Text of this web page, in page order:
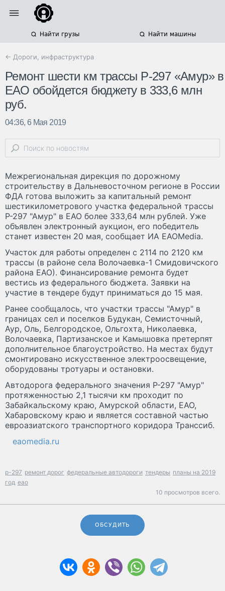
Найти грузы Найти машины
← Дороги, инфраструктура
Ремонт шести км трассы Р-297 «Амур» в
ЕАО обойдется бюджету в 333,6 млн
руб.
04:36, 6 Мая 2019
Межрегиональная дирекция по дорожному
строительству в Дальневосточном регионе в России
ФДА готова выложить за капитальный ремонт
шестикилометрового участка федеральной трассы
Р-297 "Амур" в ЕАО более 333,64 млн рублей. Уже
объявлен электронный аукцион, его победитель
станет известен 20 мая, сообщает ИА ЕАОMedia.
Участок для работы определен с 2114 по 2120 км
трассы (в районе села Волочаевка-1 Смидовичского
района ЕАО). Финансирование ремонта будет
вестись из федерального бюджета. Заявки на
участие в тендере будут приниматься до 15 мая.
Ранее сообщалось, что участки трассы "Амур" в
границах сел и поселков Будукан, Семисточный,
Аур, Оль, Белгородское, Ольгохта, Николаевка,
Волочаевка, Партизанское и Камышовка претерпят
дополнительное благоустройство. На местах будут
смонтировано искусственное электроосвещение,
оборудованы тротуары и остановки.
Автодорога федерального значения Р-297 "Амур"
протяженностью 2,1 тысячи км проходит по
Забайкальскому краю, Амурской области, ЕАО,
Хабаровскому краю и является составной частью
евроазиатского транспортного коридора Транссиб.
eaomedia.ru
р-297 ремонт дорог федеральные автодороги тендеры планы на 2019
год еао
10 просмотров всего.
ОБСУДИТЬ